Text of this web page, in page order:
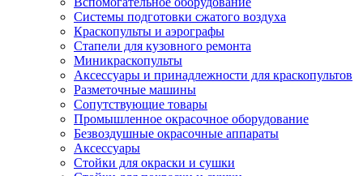
Системы подготовки сжатого воздуха
Краскопульты и аэрографы
Стапели для кузовного ремонта
Миникраскопульты
Аксессуары и принадлежности для краскопультов
Разметочные машины
Сопутствующие товары
Промышленное окрасочное оборудование
Безвоздушные окрасочные аппараты
Аксессуары
Стойки для окраски и сушки